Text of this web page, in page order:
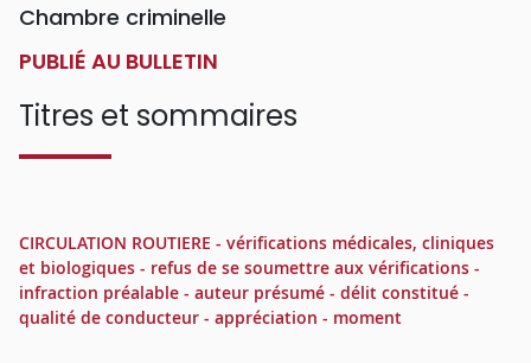
Chambre criminelle
PUBLIÉ AU BULLETIN
Titres et sommaires
CIRCULATION ROUTIERE - vérifications médicales, cliniques
et biologiques - refus de se soumettre aux vérifications -
infraction préalable - auteur présumé - délit constitué -
qualité de conducteur - appréciation - moment